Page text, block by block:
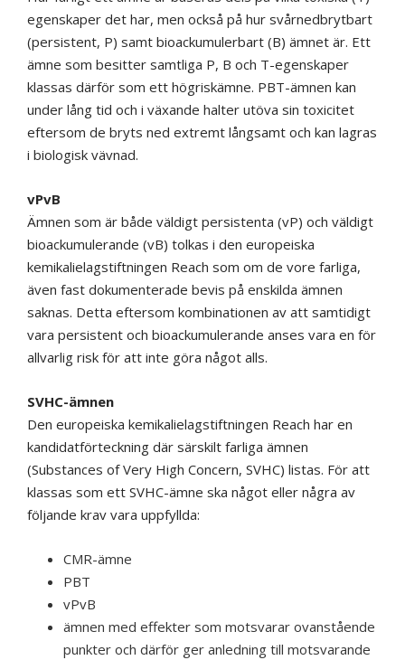
egenskaper det har, men också på hur svårnedbrytbart
(persistent, P) samt bioackumulerbart (B) ämnet är. Ett
ämne som besitter samtliga P, B och T-egenskaper
klassas därför som ett högriskämne. PBT-ämnen kan
under lång tid och i växande halter utöva sin toxicitet
eftersom de bryts ned extremt långsamt och kan lagras
i biologisk vävnad.
vPvB
Ämnen som är både väldigt persistenta (vP) och väldigt
bioackumulerande (vB) tolkas i den europeiska
kemikalielagstiftningen Reach som om de vore farliga,
även fast dokumenterade bevis på enskilda ämnen
saknas. Detta eftersom kombinationen av att samtidigt
vara persistent och bioackumulerande anses vara en för
allvarlig risk för att inte göra något alls.
SVHC-ämnen
Den europeiska kemikalielagstiftningen Reach har en
kandidatförteckning där särskilt farliga ämnen
(Substances of Very High Concern, SVHC) listas. För att
klassas som ett SVHC-ämne ska något eller några av
följande krav vara uppfyllda:
CMR-ämne
PBT
vPvB
ämnen med effekter som motsvarar ovanstående
punkter och därför ger anledning till motsvarande